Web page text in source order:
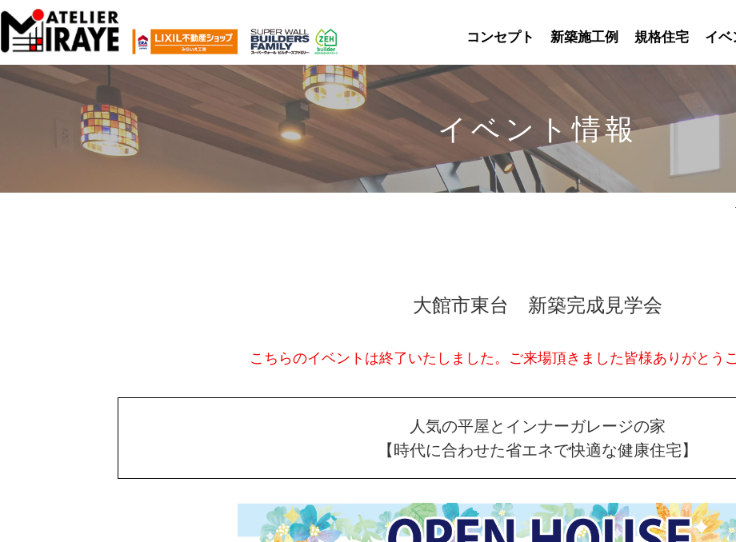
コンセプト 新築施工例 規格住宅 イベ
イベント情報
大館市東台 新築完成見学会
こちらのイベントは終了いたしました。ご来場頂きました皆様ありがとう
人気の平屋とインナーガレージの家
【時代に合わせた省エネで快適な健康住宅】